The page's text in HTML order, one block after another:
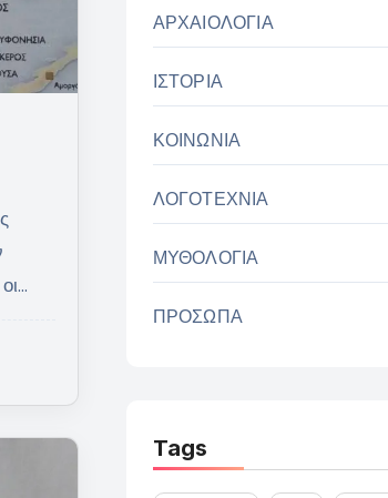
ΑΡΧΑΙΟΛΟΓΙΑ
ΙΣΤΟΡΙΑ
ΚΟΙΝΩΝΙΑ
ΛΟΓΟΤΕΧΝΙΑ
ΜΥΘΟΛΟΓΙΑ
ΠΡΟΣΩΠΑ
Tags